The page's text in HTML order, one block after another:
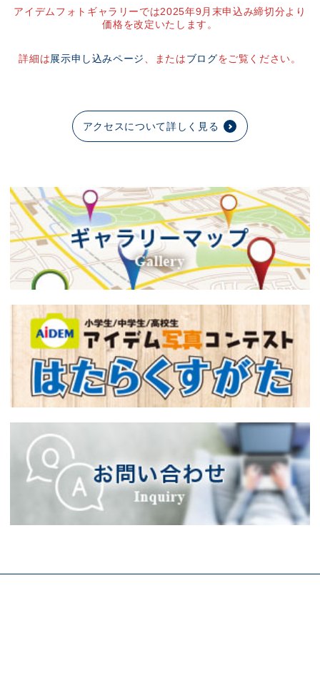
アイデムフォトギャラリーでは2025年9月末申込み締切分より
価格を改定いたします。
詳細は展示申し込みページ 、またはブログをご覧ください。
アクセスについて詳しく見る